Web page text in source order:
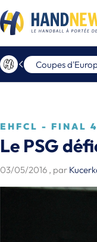
Coupes
EHFCL - FINAL 4
Le PSG
03/05/2016 , par